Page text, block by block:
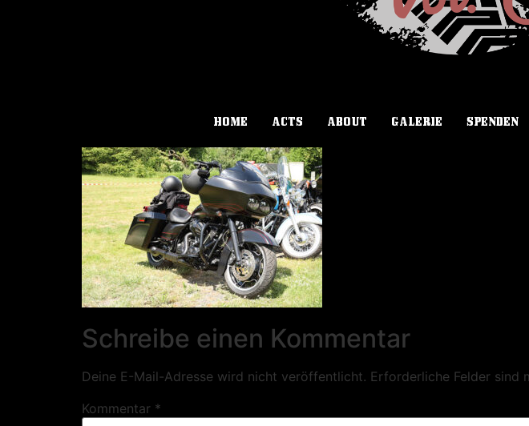
HOME ACTS ABOUT GALERIE SPENDEN
Schreibe einen Kommentar
Deine E-Mail-Adresse wird nicht veröffentlicht. Erforderliche Felder sind
Kommentar *